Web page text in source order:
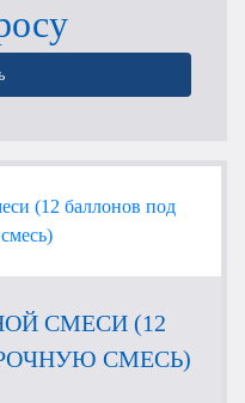
СМЕСИ (12
СМЕСЬ)